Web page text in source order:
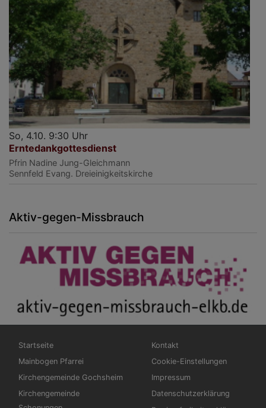
So, 4.10. 9:30 Uhr
Erntedankgottesdienst
Pfrin Nadine Jung-Gleichmann
Sennfeld Evang. Dreieinigkeitskirche
Aktiv-gegen-Missbrauch
Hauptnavigation
Startseite
Mainbogen Pfarrei
Kirchengemeinde Gochsheim
Kirchengemeinde
Fußbereichsmenü
Kontakt
Cookie-Einstellungen
Impressum
Datenschutzerklärung